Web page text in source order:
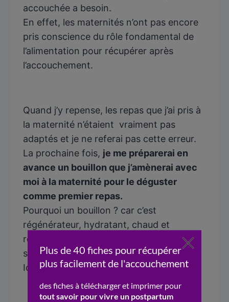
accouchée a besoin.
En effet, les maternités n’ont pas encore
pris conscience du rôle fondamental de
l’alimentation pour récupérer après
l’accouchement.
Quand j’y repense, les repas que j’ai pris à
la maternité n’étaient vraiment pas
adaptés et je ne referai pas cette erreur.
La prochaine fois, je me préparerai en
avance un bouillon que j’amènerai avec
moi à la maternité pour le déguster
comme premier repas.
Pourquoi un bouillon ? car c’est
régénérateur, hydratant, chaud et
réconfortant sans pour autant
sursolliciter la digestion.
Idéal juste après un accouchement.